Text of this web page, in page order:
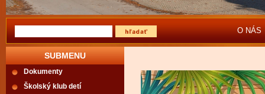
O NÁS
SUBMENU
Dokumenty
Školský klub detí